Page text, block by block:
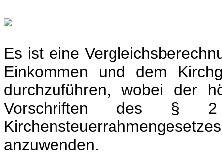
Es ist eine
Einkommen und dem
durchzuführen, wobei der
Vorschriften des
anzuwenden.